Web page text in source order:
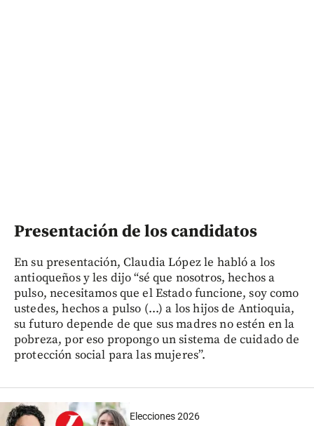
Presentación de los candidatos
En su presentación, Claudia López le habló a los
antioqueños y les dijo “sé que nosotros, hechos a
pulso, necesitamos que el Estado funcione, soy como
ustedes, hechos a pulso (...) a los hijos de Antioquia,
su futuro depende de que sus madres no estén en la
pobreza, por eso propongo un sistema de cuidado de
protección social para las mujeres”.
Elecciones 2026